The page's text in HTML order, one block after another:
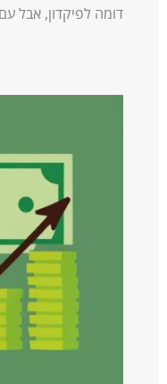
דומה לפיקדון, אבל עם